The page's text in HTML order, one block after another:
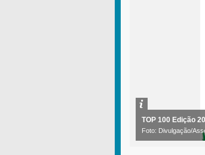
TOP 100 Edição
Foto: Divulgação/